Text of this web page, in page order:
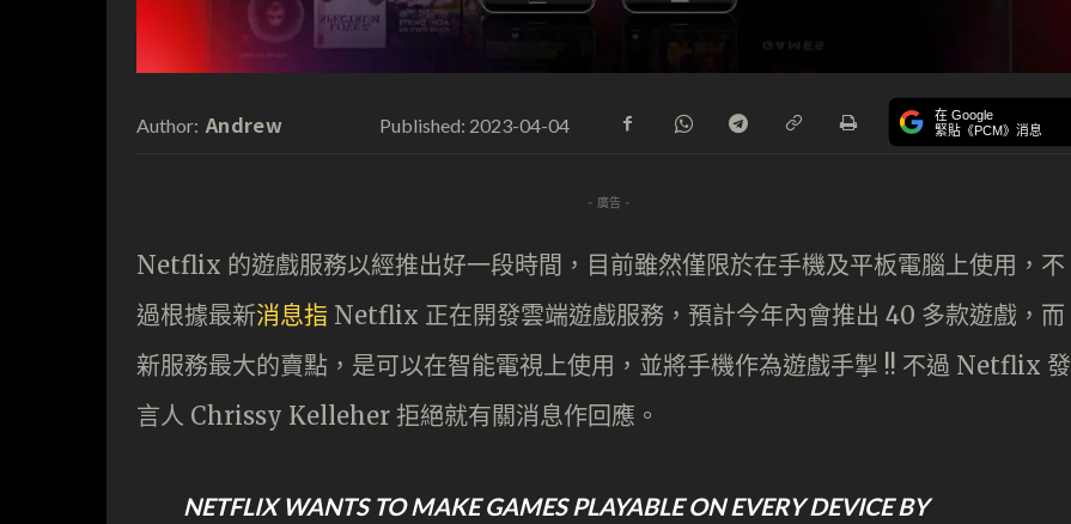
Author: Andrew Published: 2023-04-04 在 Google
緊貼《PCM》消息
- 廣告 -
Netflix 的遊戲服務以經推出好一段時間，目前雖然僅限於在手機及平板電腦上使用，不
過根據最新消息指 Netflix 正在開發雲端遊戲服務，預計今年內會推出 40 多款遊戲，而
新服務最大的賣點，是可以在智能電視上使用，並將手機作為遊戲手掣 !! 不過 Netflix 發
言人 Chrissy Kelleher 拒絕就有關消息作回應。
NETFLIX WANTS TO MAKE GAMES PLAYABLE ON EVERY DEVICE BY